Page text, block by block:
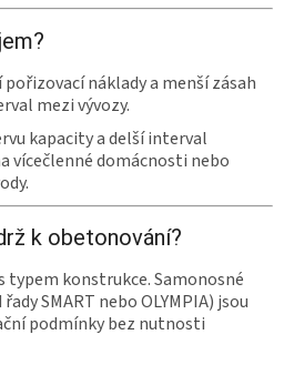
náklady a menší zásah
mezi vývozy.
kapacity a delší interval
vícečlenné domácnosti nebo
k obetonování?
typem konstrukce. Samonosné
SMART nebo OLYMPIA) jsou
podmínky bez nutnosti